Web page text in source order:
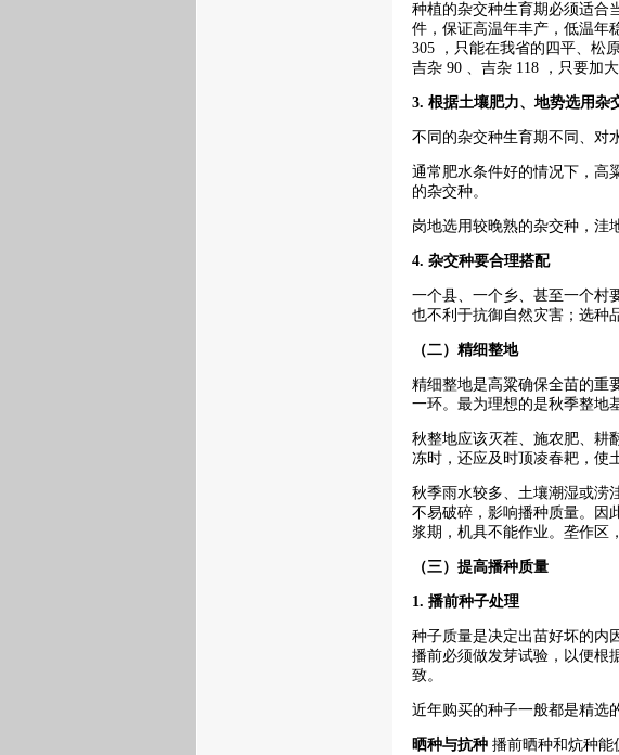
种植的杂交种生育期必须适合
件，保证高温年丰产，低温年
305 ，只能在我省的四平、松
吉杂 90 、吉杂 118 ，只要加
3. 根据土壤肥力、地势选用杂
不同的杂交种生育期不同、对
通常肥水条件好的情况下，高
的杂交种。
岗地选用较晚熟的杂交种，洼
4. 杂交种要合理搭配
一个县、一个乡、甚至一个村
也不利于抗御自然灾害；选种
（二）精细整地
精细整地是高粱确保全苗的重
一环。最为理想的是秋季整地
秋整地应该灭茬、施农肥、耕
冻时，还应及时顶凌春耙，使
秋季雨水较多、土壤潮湿或涝
不易破碎，影响播种质量。因
浆期，机具不能作业。垄作区
（三）提高播种质量
1. 播前种子处理
种子质量是决定出苗好坏的内
播前必须做发芽试验，以便根
致。
近年购买的种子一般都是精选
晒种与抗种 播前晒种和炕种能